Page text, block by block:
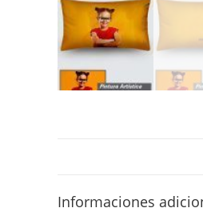
Informaciones